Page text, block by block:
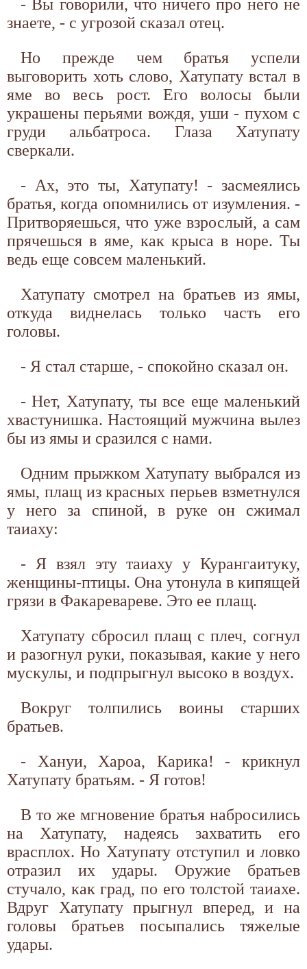
- Вы говорили, что ничего про него не
знаете, - с угрозой сказал отец.
Но прежде чем братья успели
выговорить хоть слово, Хатупату встал в
яме во весь рост. Его волосы были
украшены перьями вождя, уши - пухом с
груди альбатроса. Глаза Хатупату
сверкали.
- Ах, это ты, Хатупату! - засмеялись
братья, когда опомнились от изумления. -
Притворяешься, что уже взрослый, а сам
прячешься в яме, как крыса в норе. Ты
ведь еще совсем маленький.
Хатупату смотрел на братьев из ямы,
откуда виднелась только часть его
головы.
- Я стал старше, - спокойно сказал он.
- Нет, Хатупату, ты все еще маленький
хвастунишка. Настоящий мужчина вылез
бы из ямы и сразился с нами.
Одним прыжком Хатупату выбрался из
ямы, плащ из красных перьев взметнулся
у него за спиной, в руке он сжимал
таиаху:
- Я взял эту таиаху у Курангаитуку,
женщины-птицы. Она утонула в кипящей
грязи в Факаревареве. Это ее плащ.
Хатупату сбросил плащ с плеч, согнул
и разогнул руки, показывая, какие у него
мускулы, и подпрыгнул высоко в воздух.
Вокруг толпились воины старших
братьев.
- Хануи, Хароа, Карика! - крикнул
Хатупату братьям. - Я готов!
В то же мгновение братья набросились
на Хатупату, надеясь захватить его
врасплох. Но Хатупату отступил и ловко
отразил их удары. Оружие братьев
стучало, как град, по его толстой таиахе.
Вдруг Хатупату прыгнул вперед, и на
головы братьев посыпались тяжелые
удары.